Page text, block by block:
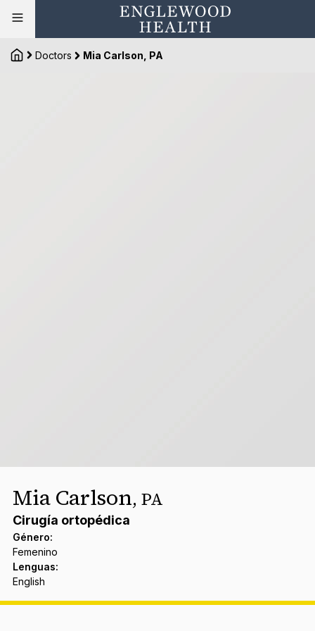
Doctors Mia Carlson, PA
Mia Carlson, PA
Cirugía ortopédica
Género:
Femenino
Lenguas:
English